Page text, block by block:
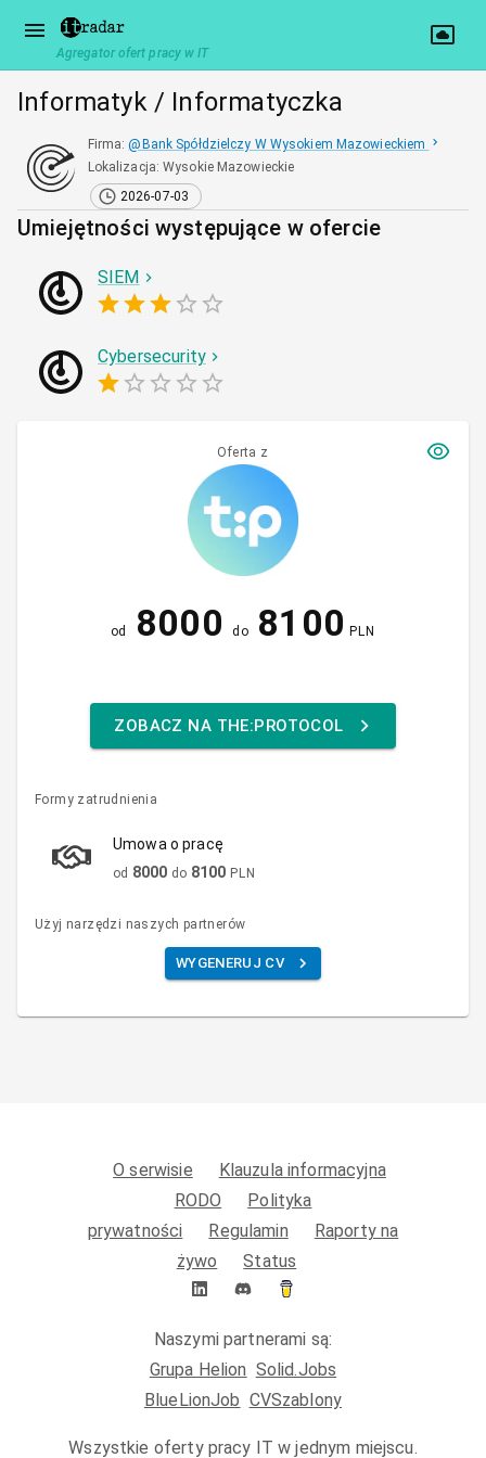
Agregator ofert pracy w IT
Informatyk / Informatyczka
Firma: @ Bank Spółdzielczy W Wysokiem Mazowieckiem
Lokalizacja:Wysokie Mazowieckie
2026-07-03
Umiejętności występujące w ofercie
SIEM
Cybersecurity
Oferta z
od 8000 do 8100 PLN
ZOBACZ NA THE:PROTOCOL
Formy zatrudnienia
Umowa o pracę
od 8000 do 8100 PLN
Użyj narzędzi naszych partnerów
WYGENERUJ CV
O serwisie
Klauzula informacyjna
RODO
Polityka
prywatności
Regulamin
Raporty na
żywo
Status
Naszymi partnerami są:
Grupa Helion Solid.Jobs
BlueLionJob CVSzablony
Wszystkie oferty pracy IT w jednym miejscu.